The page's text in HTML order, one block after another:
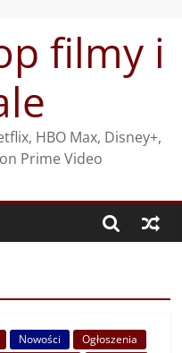
filmy i
HBO Max, Disney+,
Prime Video
Nowości
Ogłoszenia